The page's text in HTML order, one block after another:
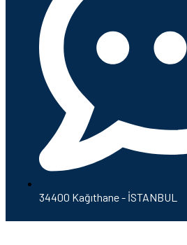
34400 Kağıthane - İSTANBUL